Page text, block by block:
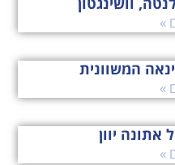
»
המשוונית
»
אתונה יוון
»